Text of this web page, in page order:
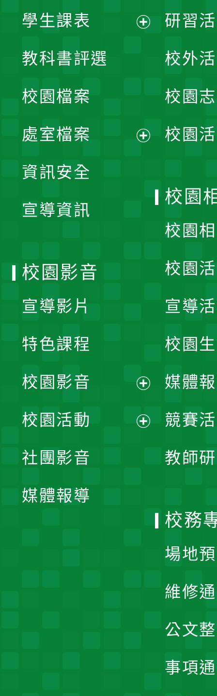
學生課表
單
教科書評選
校園檔案
處室檔案
資訊安全
宣導資訊
研習
校外
校園
校園
校園
校園
校園
宣導
校園
媒體
競賽
教師
校園影音
宣導影片
特色課程
校園影音
開
校園活動
社團影音
媒體報導
校務
場地
維修
公文
事項